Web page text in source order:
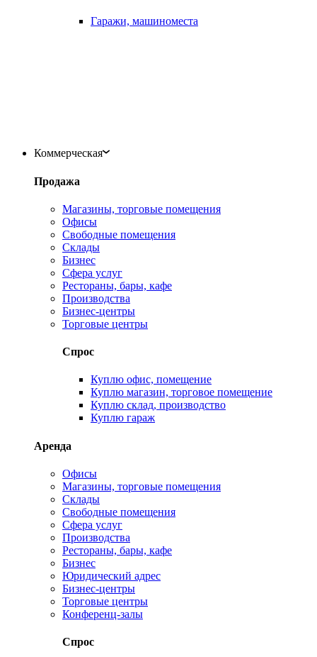
Гаражи, машиноместа
Коммерческая
Продажа
Магазины, торговые помещения
Офисы
Свободные помещения
Склады
Бизнес
Сфера услуг
Рестораны, бары, кафе
Производства
Бизнес-центры
Торговые центры
Спрос
Куплю офис, помещение
Куплю магазин, торговое помещение
Куплю склад, производство
Куплю гараж
Аренда
Офисы
Магазины, торговые помещения
Склады
Свободные помещения
Сфера услуг
Производства
Рестораны, бары, кафе
Бизнес
Юридический адрес
Бизнес-центры
Торговые центры
Конференц-залы
Спрос